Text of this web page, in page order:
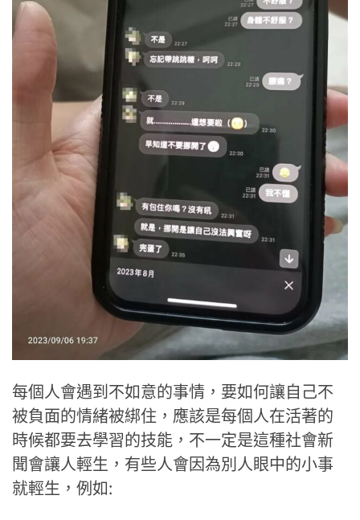
每個人會遇到不如意的事情，要如何讓自己不
被負面的情緒被綁住，應該是每個人在活著的
時候都要去學習的技能，不一定是這種社會新
聞會讓人輕生，有些人會因為別人眼中的小事
就輕生，例如: